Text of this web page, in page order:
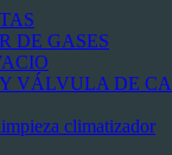
DE GASES
VÁLVULA DE
climatizador